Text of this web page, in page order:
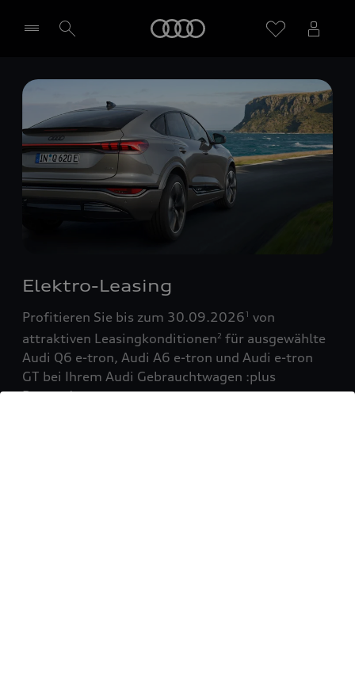
Händler wählen
Elektro-Leasing
Profitieren Sie bis zum 30.09.20261 von
attraktiven Leasingkonditionen2 für ausgewählte
Audi Q6 e-tron, Audi A6 e-tron und Audi e-tron
GT bei Ihrem Audi Gebrauchtwagen :plus
Partner!